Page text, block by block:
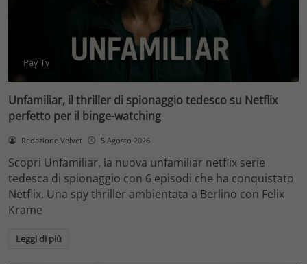
Pay Tv
Unfamiliar, il thriller di spionaggio tedesco su Netflix
perfetto per il binge-watching
Redazione Velvet 5 Agosto 2026
Scopri Unfamiliar, la nuova unfamiliar netflix serie
tedesca di spionaggio con 6 episodi che ha conquistato
Netflix. Una spy thriller ambientata a Berlino con Felix
Krame
Leggi di più